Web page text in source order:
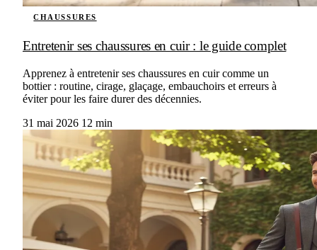
CHAUSSURES
Entretenir ses chaussures en cuir : le guide complet
Apprenez à entretenir ses chaussures en cuir comme un
bottier : routine, cirage, glaçage, embauchoirs et erreurs à
éviter pour les faire durer des décennies.
31 mai 2026 12 min